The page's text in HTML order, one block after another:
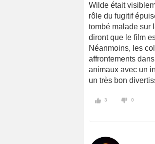
Wilde était
rôle du fugitif
tombé malade sur
diront que le film
Néanmoins, les
affrontements
animaux avec un
un très bon
3 0